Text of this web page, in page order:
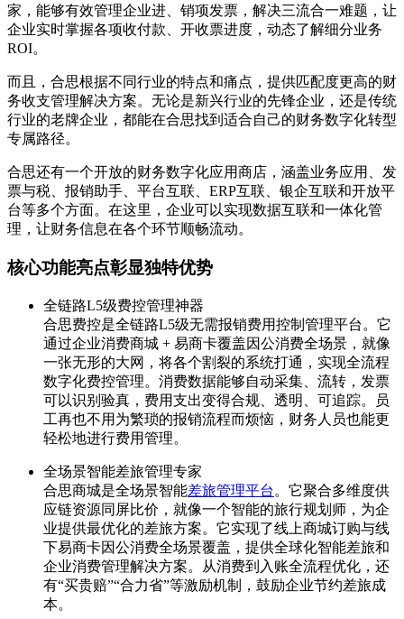
家，能够有效管理企业进、销项发票，解决三流合一难题，让
企业实时掌握各项收付款、开收票进度，动态了解细分业务
ROI。
而且，合思根据不同行业的特点和痛点，提供匹配度更高的财
务收支管理解决方案。无论是新兴行业的先锋企业，还是传统
行业的老牌企业，都能在合思找到适合自己的财务数字化转型
专属路径。
合思还有一个开放的财务数字化应用商店，涵盖业务应用、发
票与税、报销助手、平台互联、ERP互联、银企互联和开放平
台等多个方面。在这里，企业可以实现数据互联和一体化管
理，让财务信息在各个环节顺畅流动。
核心功能亮点彰显独特优势
全链路L5级费控管理神器
合思费控是全链路L5级无需报销费用控制管理平台。它
通过企业消费商城 + 易商卡覆盖因公消费全场景，就像
一张无形的大网，将各个割裂的系统打通，实现全流程
数字化费控管理。消费数据能够自动采集、流转，发票
可以识别验真，费用支出变得合规、透明、可追踪。员
工再也不用为繁琐的报销流程而烦恼，财务人员也能更
轻松地进行费用管理。
全场景智能差旅管理专家
合思商城是全场景智能差旅管理平台 。它聚合多维度供
应链资源同屏比价，就像一个智能的旅行规划师，为企
业提供最优化的差旅方案。它实现了线上商城订购与线
下易商卡因公消费全场景覆盖，提供全球化智能差旅和
企业消费管理解决方案。从消费到入账全流程优化，还
有“买贵赔”“合力省”等激励机制，鼓励企业节约差旅成
本。